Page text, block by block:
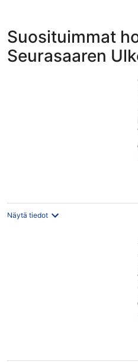
kohdetta
Seurasaaren
Ulkomuseo
täksi
Suosituimmat
Seurasaaren
Näytä tiedot